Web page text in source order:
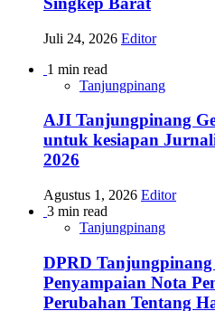
Juli 24, 2026 Editor
1 min read
Tanjungpinang
AJI Tanjungpinang
untuk kesiapan
2026
Agustus 1, 2026 Editor
3 min read
Tanjungpinang
DPRD
Penyampaian Nota
Perubahan Tentang